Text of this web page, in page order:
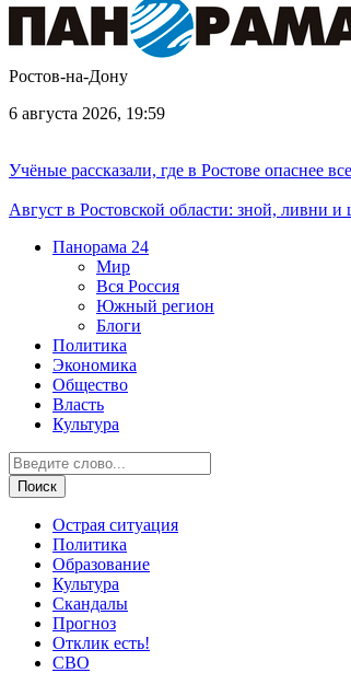
Ростов-на-Дону
6 августа 2026, 19:59
Учёные рассказали, где в Ростове опаснее
Август в Ростовской области: зной, ливни и
Панорама 24
Мир
Вся Россия
Южный регион
Блоги
Политика
Экономика
Общество
Власть
Культура
Острая ситуация
Политика
Образование
Культура
Скандалы
Прогноз
Отклик есть!
СВО